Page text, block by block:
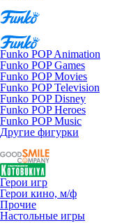
Funko POP Animation
Funko POP Games
Funko POP Movies
Funko POP Television
Funko POP Disney
Funko POP Heroes
Funko POP Music
Другие фигурки
Герои игр
Герои кино, м/ф
Прочие
Настольные игры